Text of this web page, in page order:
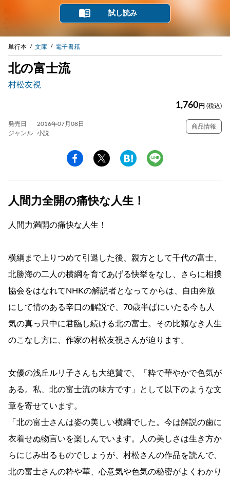
試し読み
単行本 文庫 電子書籍
北の富士流
村松友視
1,760 円 (税込)
発売日
2016年07月08日
ジャンル
小説
商品情報
人間力全開の痛快な人生！
人間力満開の痛快な人生！
横綱まで上りつめて引退した後、親方として千代の富士、
北勝海の二人の横綱を育てあげる快挙をなし、さらに相撲
協会をはなれてNHKの解説者となってからは、自由奔放
にして情のある辛口の解説で、70歳半ばにいたる今も人
気の真っ只中に君臨し続ける北の富士。その比類なき人生
のこなし方に、作家の村松友視さんが迫ります。
女優の浅丘ルリ子さんも大絶賛で、「粋で華やかで色気が
ある。私、北の富士流の味方です」として以下のような文
章を寄せています。
「北の富士さんは姿の美しい横綱でした。今は解説の歯に
衣着せぬ物言いを楽しんでいます。人の美しさは生き方か
らにじみ出るものでしょうが、村松さんの作品を読んで、
北の富士さんの粋や華、心意気や色気の秘密がよくわかり